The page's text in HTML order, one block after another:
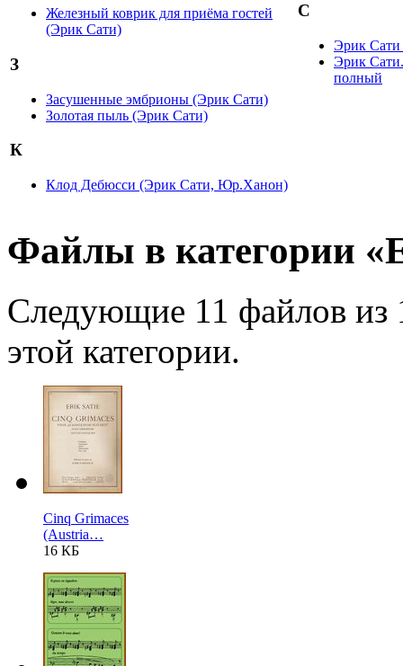
Железный коврик для приёма гостей
(Эрик Сати)
З
Засушенные эмбрионы (Эрик Сати)
Золотая пыль (Эрик Сати)
К
Клод Дебюсси (Эрик Сати, Юр.Ханон)
С
Эрик Сати
Эрик
полный
Файлы в категории
Следующие 11 файлов из
этой категории.
Cinq Grimaces
(Austria…
16 КБ